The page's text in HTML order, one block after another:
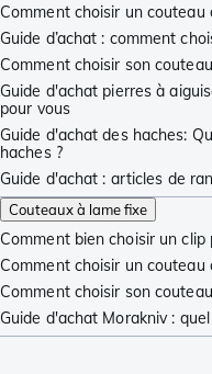
Comment choisir un couteau
Guide d’achat : comment
Comment choisir son
Guide d'achat pierres à
pour vous
Guide d'achat des haches:
haches ?
Guide d'achat : articles de
Couteaux à lame fixe
Comment bien choisir un clip
Comment choisir un couteau
Comment choisir son
Guide d'achat Morakniv :